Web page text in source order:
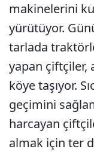
makinelerini
yürütüyor.
tarlada
yapan çiftçiler,
köye taşıyor.
geçimini
harcayan
almak için ter